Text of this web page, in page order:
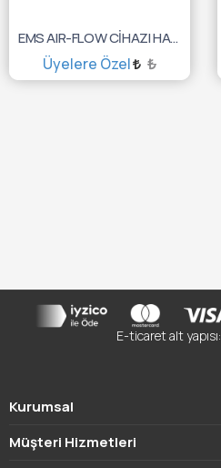
EMS AIR-FLOW CİHAZI HANDY 3 PERIO SIRONA UYUMLU
Üyelere Özel ₺
E-ticaret alt yapısı:
Kurumsal
Müşteri Hizmetleri